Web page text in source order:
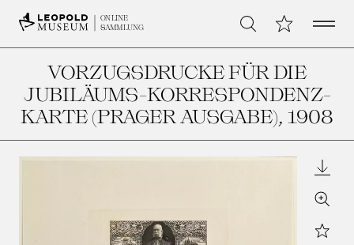
ONLINE
SAMMLUNG
Suche Meine Open
VORZUGSDRUCKE FÜR DIE
JUBILÄUMS-KORRESPONDENZ-
KARTE (PRAGER AUSGABE), 1908
Zoom
Star